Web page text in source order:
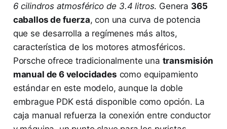
6 cilindros atmosférico de 3.4 litros. Genera 365
caballos de fuerza, con una curva de potencia
que se desarrolla a regímenes más altos,
característica de los motores atmosféricos.
Porsche ofrece tradicionalmente una transmisión
manual de 6 velocidades como equipamiento
estándar en este modelo, aunque la doble
embrague PDK está disponible como opción. La
caja manual refuerza la conexión entre conductor